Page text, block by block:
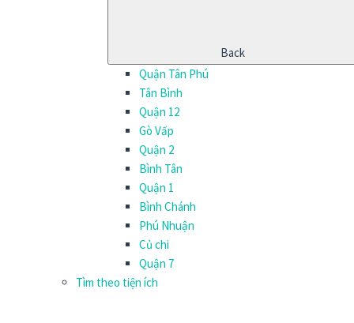
Back
Quận Tân Phú
Tân Bình
Quận 12
Gò Vấp
Quận 2
Bình Tân
Quận 1
Bình Chánh
Phú Nhuận
Củ chi
Quận 7
Tìm theo tiện ích